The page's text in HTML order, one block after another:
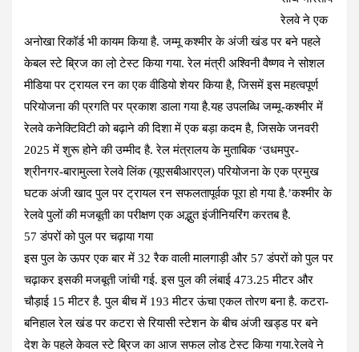
रेलवे ने एक
अनोखा रिकॉर्ड भी कायम किया है. जम्मू कश्मीर के अंजी खंड पर बने पहले
केबल स्टे ब्रिज का लो़ टेस्ट किया गया. रेल मंत्री अश्विनी वैष्णव ने सोशल
मीडिया पर ट्रायल रन का एक वीडियो शेयर किया है, जिसमें इस महत्वपूर्ण
परियोजना की प्रगति पर प्रकाश डाला गया है.यह उपलब्धि जम्मू-कश्मीर में
रेलवे कनेक्टिविटी को बढ़ाने की दिशा में एक बड़ा कदम है, जिसके जनवरी
2025 में शुरू होने की उम्मीद है. रेल मंत्रालय के मुताबिक ‘उधमपुर-
श्रीनगर-बारामुल्ला रेलवे लिंक (यूएसबीआरएल) परियोजना के एक प्रमुख
घटक अंजी खाद पुल पर ट्रायल रन सफलतापूर्वक पूरा हो गया है.’कश्मीर के
रेलवे पुलों की मजबूती का परीक्षण एक अद्भुत इंजीनियरिंग करतब है.
57 डंपरों को पुल पर चढ़ाया गया
इस पुल के ऊपर एक बार में 32 रैक वाली मालगाड़ी और 57 डंपरों को पुल पर
चढ़ाकर इसकी मजबूती जांची गई. इस पुल की लंबाई 473.25 मीटर और
चौड़ाई 15 मीटर है. पुल बीच में 193 मीटर ऊंचा एकल तोरण बना है. कटरा-
बनिहाल रेल खंड पर कटरा से रियासी स्टेशन के बीच अंजी खड्ड पर बने
देश के पहले केवल स्टे ब्रिज का आज सफल लोड टेस्ट किया गया.रेलवे ने